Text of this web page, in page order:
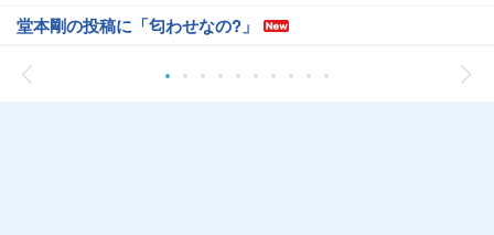
堂本剛の投稿に「匂わせなの?」